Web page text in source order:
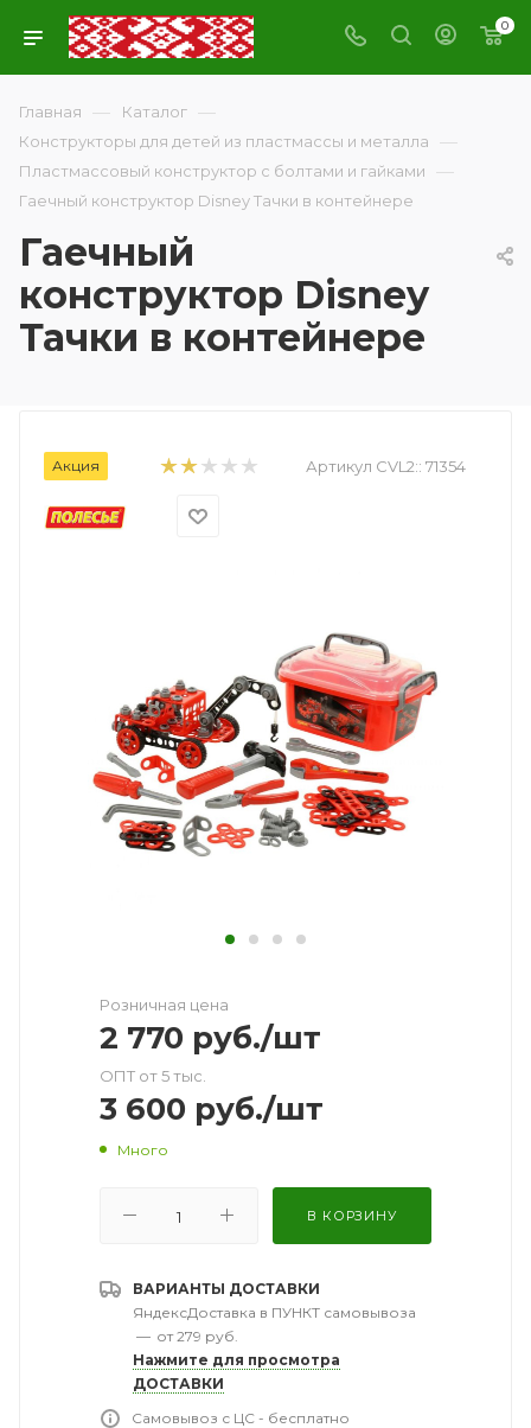
0
Главная — Каталог —
Конструкторы для детей из пластмассы и металла —
Пластмассовый конструктор с болтами и гайками —
Гаечный конструктор Disney Тачки в контейнере
Гаечный
конструктор Disney
Тачки в контейнере
Акция Артикул CVL2:: 71354
Розничная цена
2 770 руб./шт
ОПТ от 5 тыс.
3 600 руб./шт
Много
В КОРЗИНУ
ВАРИАНТЫ ДОСТАВКИ
ЯндексДоставка в ПУНКТ самовывоза
— от 279 руб.
Нажмите для просмотра
ДОСТАВКИ
Самовывоз с ЦС - бесплатно